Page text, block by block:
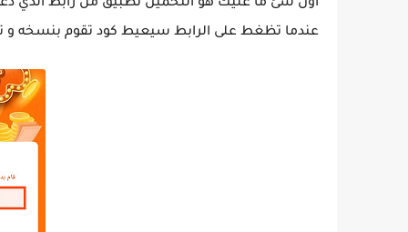
أول شئ ما عليك هو التحميل تطبيق من رابط الدي
عندما تظغط على الرابط سيعيط كود تقوم بنسخه و